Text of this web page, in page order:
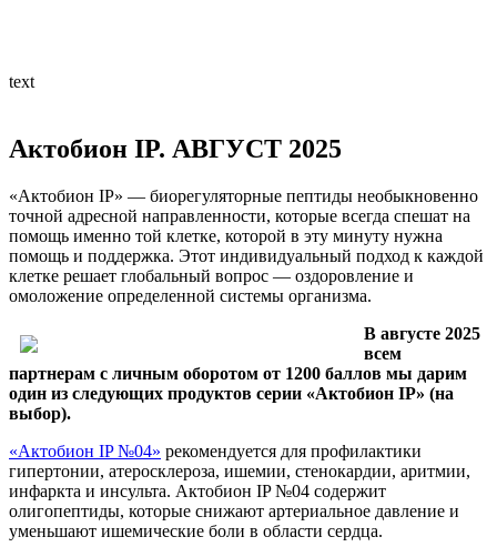
text
Актобион IP. АВГУСТ 2025
«Актобион IP» — биорегуляторные пептиды необыкновенно
точной адресной направленности, которые всегда спешат на
помощь именно той клетке, которой в эту минуту нужна
помощь и поддержка. Этот индивидуальный подход к каждой
клетке решает глобальный вопрос — оздоровление и
омоложение определенной системы организма.
В августе 2025
всем
партнерам с личным оборотом от 1200 баллов мы дарим
один из следующих продуктов серии «Актобион IP» (на
выбор).
«Актобион IP №04» рекомендуется для профилактики
гипертонии, атеросклероза, ишемии, стенокардии, аритмии,
инфаркта и инсульта. Актобион IP №04 содержит
олигопептиды, которые снижают артериальное давление и
уменьшают ишемические боли в области сердца.